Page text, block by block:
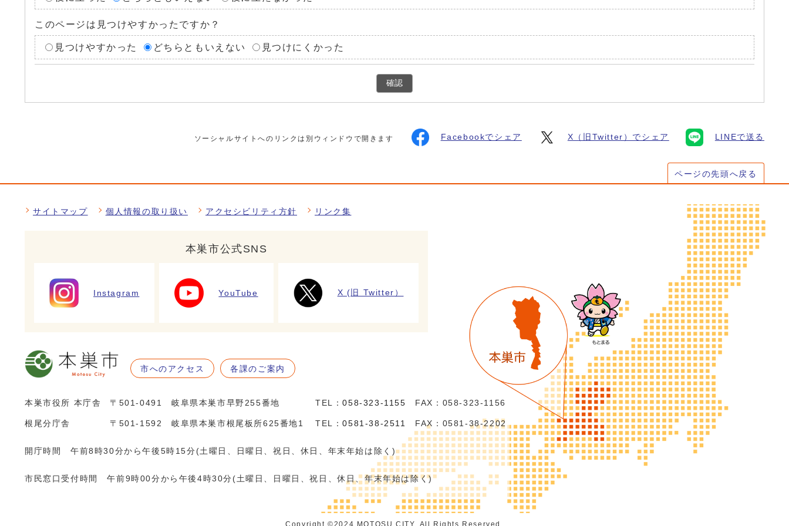
このページは見つけやすかったですか？
見つけやすかった どちらともいえない 見つけにくかった
確認
ソーシャルサイトへのリンクは別ウィンドウで開きます Facebookでシェア X（旧Twitter）でシェア LINEで送る
ページの先頭へ戻る
サイトマップ 個人情報の取り扱い アクセシビリティ方針 リンク集
本巣市公式SNS
Instagram YouTube X (旧 Twitter）
市へのアクセス 各課のご案内
本巣市役所 本庁舎 〒501-0491 岐阜県本巣市早野255番地 TEL：058-323-1155 FAX：058-323-1156
根尾分庁舎 〒501-1592 岐阜県本巣市根尾板所625番地1 TEL：0581-38-2511 FAX：0581-38-2202
開庁時間 午前8時30分から午後5時15分(土曜日、日曜日、祝日、休日、年末年始は除く)
市民窓口受付時間 午前9時00分から午後4時30分(土曜日、日曜日、祝日、休日、年末年始は除く)
Copyright ©️2024 MOTOSU CITY. All Rights Reserved.